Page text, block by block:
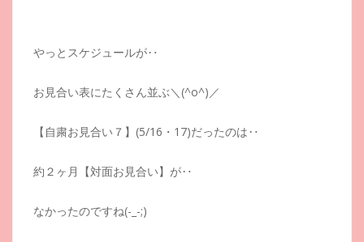
やっとスケジュールが‥
お見合い表にたくさん並ぶ＼(^o^)／
【自粛お見合い７】(5/16・17)だったのは‥
約２ヶ月【対面お見合い】が‥
なかったのですね(-_-;)